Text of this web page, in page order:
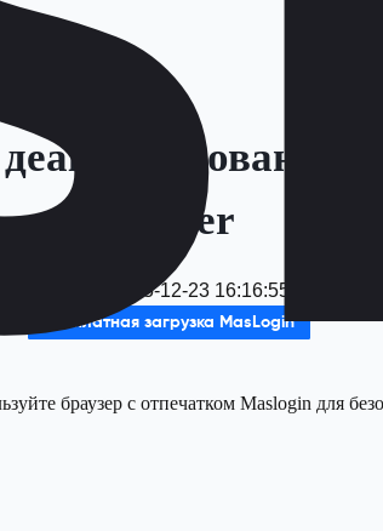
Twitter
2025-12-23 16:16:55
Бесплатная загрузка MasLogin
браузер с отпечатком Maslogin для